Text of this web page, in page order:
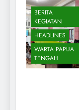
BERITA
KEGIATAN
HEADLINES
WARTA PAPUA
TENGAH